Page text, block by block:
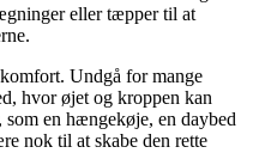
eller tæpper til at
Undgå for mange
hvor øjet og kroppen kan
som en hængekøje, en daybed
nok til at skabe den rette